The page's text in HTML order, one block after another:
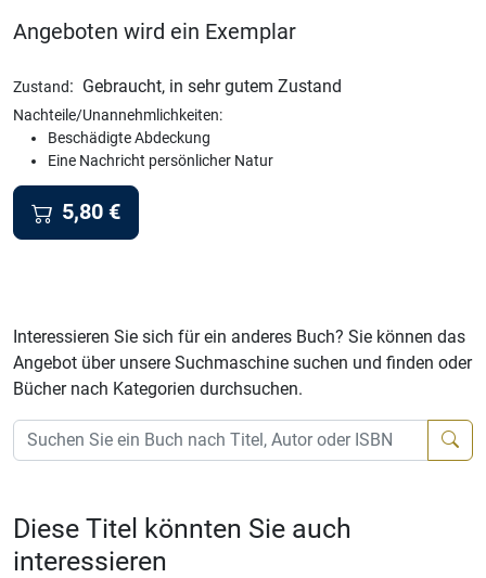
Angeboten wird ein Exemplar
Zustand: Gebraucht, in sehr gutem Zustand
Nachteile/Unannehmlichkeiten:
Beschädigte Abdeckung
Eine Nachricht persönlicher Natur
5,80 €
Interessieren Sie sich für ein anderes Buch? Sie können das
Angebot über unsere Suchmaschine suchen und finden oder
Bücher nach Kategorien durchsuchen.
Diese Titel könnten Sie auch
interessieren